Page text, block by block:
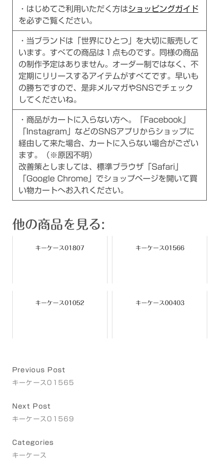
・はじめてご利用いただく方はショッピングガイド
を必ずご覧ください。
・当ブランドは「世界にひとつ」を大切に販売して
います。すべての商品は１点ものです。同様の商品
の制作予定はありません。オーダー制ではなく、不
定期にリリースするアイテムがすべてです。早いも
の勝ちですので、是非メルマガやSNSでチェック
してくださいね。
・商品がカートに入らない方へ。「Facebook」
「Instagram」などのSNSアプリからショップに
経由して来た場合、カートに入らない場合がござい
ます。（※原因不明）
改善策としましては、標準ブラウザ「Safari」
「Google Chrome」でショップページを開いて買
い物カートへお入れください。
他の商品を見る:
キーケース01807 キーケース01566
キーケース01052 キーケース00403
Previous Post
キーケース01565
Next Post
キーケース01569
Categories
キーケース